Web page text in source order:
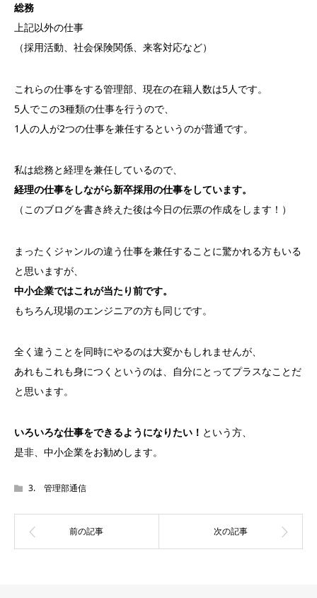
総務
上記以外の仕事
（採用活動、社会保険関係、来客対応など）
これらの仕事をする管理部、現在の在籍人数は5人です。
5人でこの3種類の仕事を行うので、
1人の人が2つの仕事を兼任するというのが普通です。
私は総務と経理を兼任しているので、
経理の仕事をしながら新卒採用の仕事をしています。
（このブログを書き終えた後は今日の伝票の作成をします！）
まったくジャンルの違う仕事を兼任することに驚かれる方もいる
と思いますが、
中小企業ではこれが当たり前です。
もちろん現場のエンジニアの方も同じです。
全く違うことを同時にやるのは大変かもしれませんが、
あれもこれも身につくというのは、自分にとってプラスなことだ
と思います。
いろいろな仕事をできるようになりたい！ という方、
是非、中小企業をお勧めします。
3. 管理部通信